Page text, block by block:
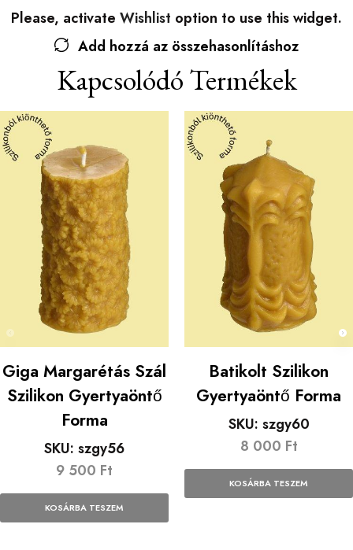
Please, activate Wishlist option to use this widget.
Add hozzá az összehasonlításhoz
Kapcsolódó Termékek
Giga Margarétás Szál
Szilikon Gyertyaöntő
Forma
SKU: szgy56
9 500 Ft
KOSÁRBA TESZEM
Batikolt Szilikon
Gyertyaöntő Forma
SKU: szgy60
8 000 Ft
KOSÁRBA TESZEM